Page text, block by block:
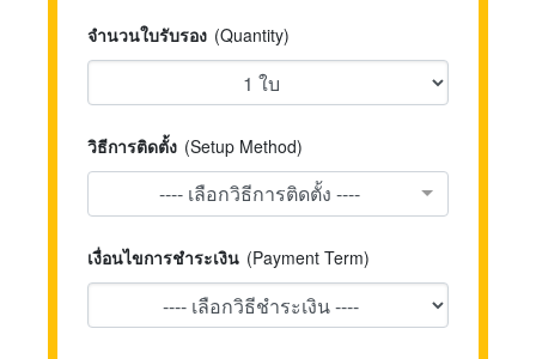
จำนวนใบรับรอง (Quantity)
วิธีการติดตั้ง (Setup Method)
---- เลือกวิธีการติดตั้ง ----
เงื่อนไขการชำระเงิน (Payment Term)